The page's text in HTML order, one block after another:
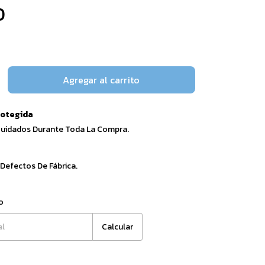
Durante Toda La Compra.
De Fábrica.
Calcular